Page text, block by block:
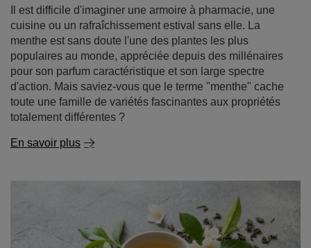
DE NOTRE BLOG
Menthe - propriétés, effets et application. A quoi sert